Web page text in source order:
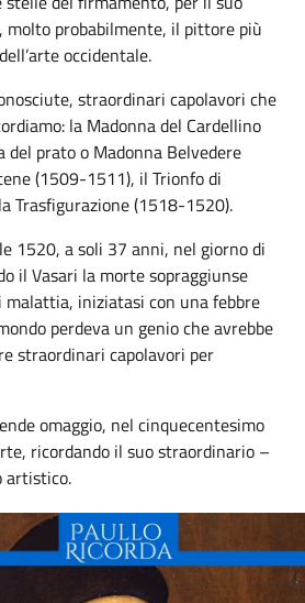
molto probabilmente, il pittore più
occidentale.
straordinari capolavori che
la Madonna del Cardellino
del prato o Madonna Belvedere
(1509-1511), il Trionfo di
Trasfigurazione (1518-1520).
1520, a soli 37 anni, nel giorno di
il Vasari la morte sopraggiunse
malattia, iniziatasi con una febbre
perdeva un genio che avrebbe
straordinari capolavori per
omaggio, nel cinquecentesimo
ricordando il suo straordinario –
artistico.